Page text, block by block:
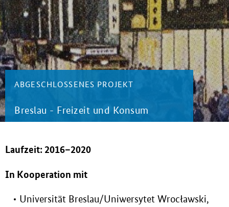
ABGESCHLOSSENES PROJEKT
Breslau - Freizeit und Konsum
Laufzeit: 2016–2020
In Kooperation mit
Universität Breslau/Uniwersytet Wrocławski,